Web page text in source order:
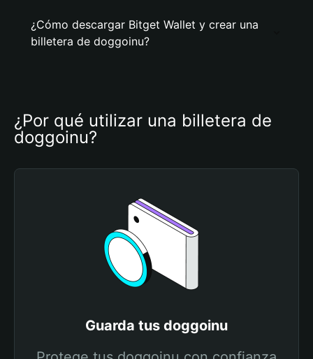
¿Cómo descargar Bitget Wallet y crear una
billetera de doggoinu?
¿Por qué utilizar una billetera de
doggoinu?
Guarda tus doggoinu